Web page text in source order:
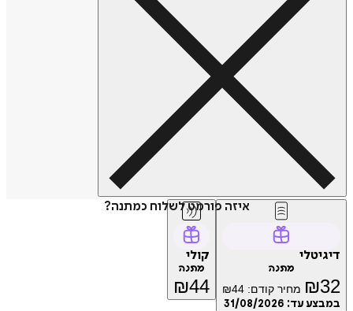
איזה פורמט לשלוח כמתנה?
דיגיטלי
מתנה
₪32 מחיר קודם: ₪44
במבצע עד: 31/08/2026
קולי
מתנה
₪44